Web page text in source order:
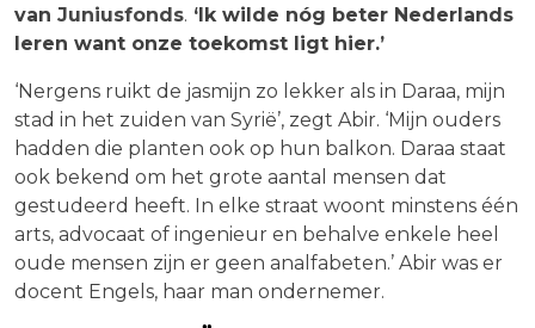
van Juniusfonds. ‘Ik wilde nóg beter Nederlands
leren want onze toekomst ligt hier.’
‘Nergens ruikt de jasmijn zo lekker als in Daraa, mijn
stad in het zuiden van Syrië’, zegt Abir. ‘Mijn ouders
hadden die planten ook op hun balkon. Daraa staat
ook bekend om het grote aantal mensen dat
gestudeerd heeft. In elke straat woont minstens één
arts, advocaat of ingenieur en behalve enkele heel
oude mensen zijn er geen analfabeten.’ Abir was er
docent Engels, haar man ondernemer.